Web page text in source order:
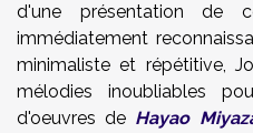
d'une présentation de
immédiatement
minimaliste et répétitive,
mélodies inoubliables
d'oeuvres de Hayao